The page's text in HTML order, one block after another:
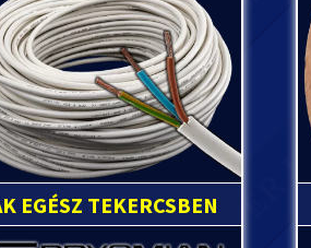
EGÉSZ TEKERCSBEN